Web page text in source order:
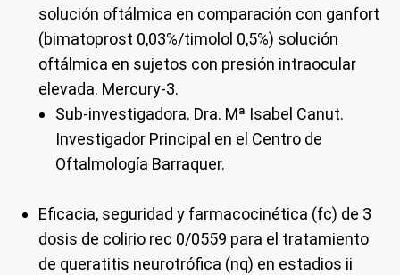
solución oftálmica en comparación con ganfort
(bimatoprost 0,03%/timolol 0,5%) solución
oftálmica en sujetos con presión intraocular
elevada. Mercury-3.
Sub-investigadora. Dra. Mª Isabel Canut.
Investigador Principal en el Centro de
Oftalmología Barraquer.
Eficacia, seguridad y farmacocinética (fc) de 3
dosis de colirio rec 0/0559 para el tratamiento
de queratitis neurotrófica (nq) en estadios ii